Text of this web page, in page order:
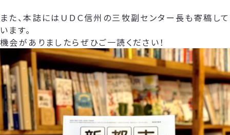
また、本誌にはＵＤＣ信州の三牧副センター長も寄稿して
います。
機会がありましたらぜひご一読ください！